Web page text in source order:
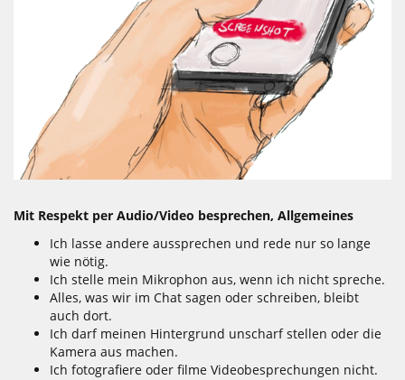
Mit Respekt per Audio/Video besprechen, Allgemeines
Ich lasse andere aussprechen und rede nur so lange
wie nötig.
Ich stelle mein Mikrophon aus, wenn ich nicht spreche.
Alles, was wir im Chat sagen oder schreiben, bleibt
auch dort.
Ich darf meinen Hintergrund unscharf stellen oder die
Kamera aus machen.
Ich fotografiere oder filme Videobesprechungen nicht.